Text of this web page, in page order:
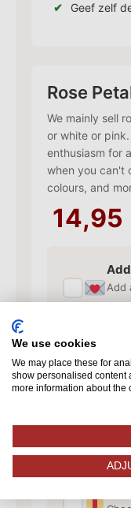
Geef zelf
Rose
We mainly sell
or white or
enthusiasm for
when you can't
colours, and
14,95
Add
text
✓
We use cookies
We may place these for
show personalised content
more information about the